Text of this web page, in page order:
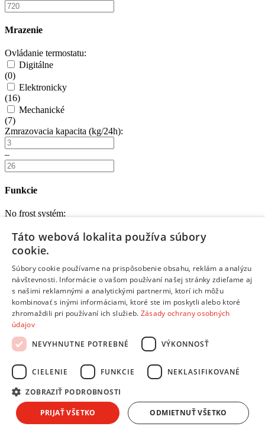
Mrazenie
Ovládanie termostatu:
Digitálne
(0)
Elektronicky
(16)
Mechanické
(7)
Zmrazovacia kapacita (kg/24h):
–
Funkcie
No frost systém:
11)
Ručné odmrazovanie mrazničky:
12)
FrostProtect:
áno
)
Vybavenie
Počet šuplíkov v mrazničke:
Počet košov:
Táto webová lokalita používa súbory
cookie.
Súbory cookie používame na prispôsobenie obsahu, reklám a analýzu
návštevnosti. Informácie o vašom používaní našej stránky zdieľame aj
s našimi reklamnými a analytickými partnermi, ktorí ich môžu
kombinovať s inými informáciami, ktoré ste im poskytli alebo ktoré
zhromaždili pri používaní ich služieb. Zásady ochrany osobných
údajov
NEVYHNUTNE POTREBNÉ
VÝKONNOSŤ
CIELENIE FUNKCIE NEKLASIFIKOVANÉ
ZOBRAZIŤ PODROBNOSTI
PRIJAŤ VŠETKO ODMIETNUŤ VŠETKO